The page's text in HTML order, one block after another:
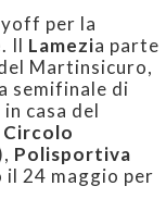
per la
. Il Lamezia parte
Martinsicuro,
semifinale di
casa del
Circolo
Polisportiva
il 24 maggio per